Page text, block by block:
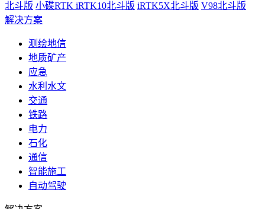
北斗版 小碟RTK iRTK10北斗版 iRTK5X北斗版 V98北斗版
解决方案
测绘地信
地质矿产
应急
水利水文
交通
铁路
电力
石化
通信
智能施工
自动驾驶